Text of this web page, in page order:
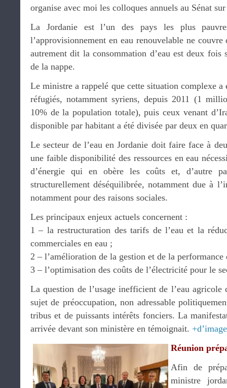
organise avec moi les colloques annuels au Sénat
La Jordanie est l’un des pays les plus
l’approvisionnement en eau renouvelable ne
autrement dit la consommation d’eau est deux fois
de la nappe.
Le ministre a rappelé que cette situation complexe a
réfugiés, notamment syriens, depuis 2011 (1
10% de la population totale), puis ceux venant
disponible par habitant a été divisée par deux en
Le secteur de l’eau en Jordanie doit faire face à
une faible disponibilité des ressources en eau
d’énergie qui en obère les coûts et, d’autre
structurellement déséquilibrée, notamment due à
notamment pour des raisons sociales.
Les principaux enjeux actuels concernent :
1 – la restructuration des tarifs de l’eau et la
commerciales en eau ;
2 – l’amélioration de la gestion et de la performance
3 – l’optimisation des coûts de l’électricité pour le
La question de l’usage inefficient de l’eau agricole
sujet de préoccupation, non adressable
tribus et de puissants intérêts fonciers. La
arrivée devant son ministère en témoignait.
Réunion
Afin de
ministre